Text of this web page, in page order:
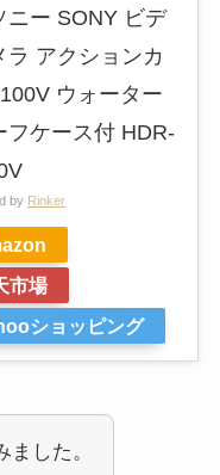
ニー SONY ビデ
ラ アクションカ
ウォーター
フケース付 HDR-
by Rinker
市場
ショッピング
した。